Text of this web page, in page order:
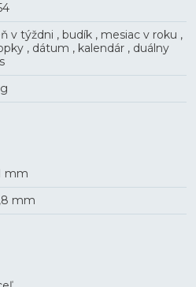
v týždni , budík , mesiac v roku ,
, dátum , kalendár , duálny
mm
mm